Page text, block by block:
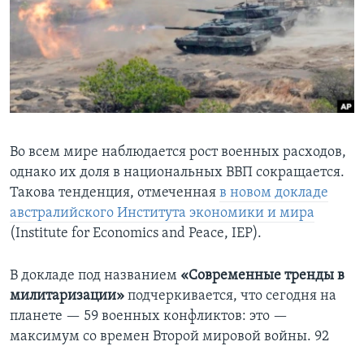
Learning English
СОЦИАЛЬНЫЕ СЕТИ
Языки
Во всем мире наблюдается рост военных расходов,
однако их доля в национальных ВВП сокращается.
Такова тенденция, отмеченная в новом докладе
австралийского Института экономики и мира
(Institute for Economics and Peace, IEP).
В докладе под названием «Современные тренды в
милитаризации» подчеркивается, что сегодня на
планете — 59 военных конфликтов: это —
максимум со времен Второй мировой войны. 92